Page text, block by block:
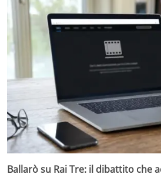
Ballarò su Rai Tre: il dibattito che